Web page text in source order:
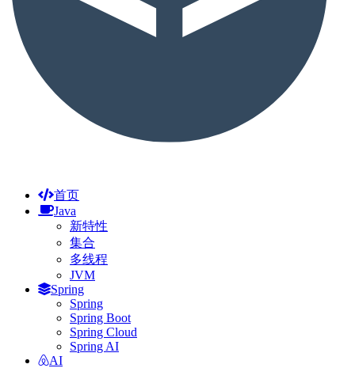
首页
Java
新特性
集合
多线程
JVM
Spring
Spring
Spring Boot
Spring Cloud
Spring AI
AI